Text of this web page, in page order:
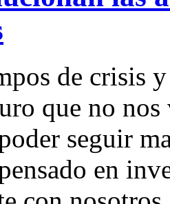
de crisis
que no
seguir
en